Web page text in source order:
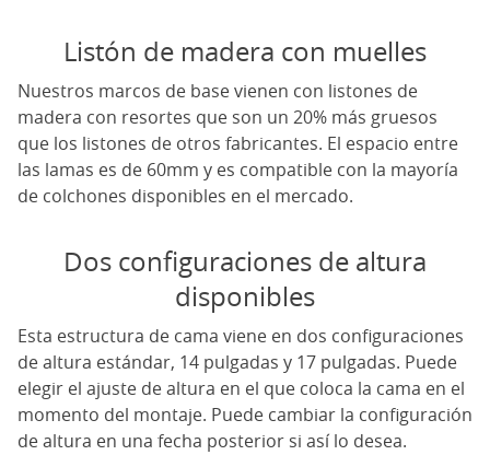
Listón de madera con muelles
Nuestros marcos de base vienen con listones de
madera con resortes que son un 20% más gruesos
que los listones de otros fabricantes. El espacio entre
las lamas es de 60mm y es compatible con la mayoría
de colchones disponibles en el mercado.
Dos configuraciones de altura
disponibles
Esta estructura de cama viene en dos configuraciones
de altura estándar, 14 pulgadas y 17 pulgadas. Puede
elegir el ajuste de altura en el que coloca la cama en el
momento del montaje. Puede cambiar la configuración
de altura en una fecha posterior si así lo desea.